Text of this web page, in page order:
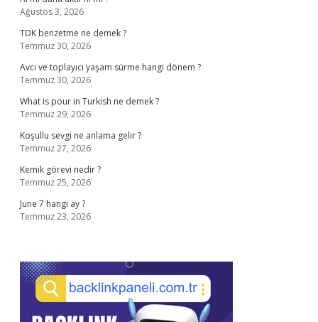
Ağustos 3, 2026
TDK benzetme ne demek ?
Temmuz 30, 2026
Avcı ve toplayıcı yaşam sürme hangi dönem ?
Temmuz 30, 2026
What is pour in Turkish ne demek ?
Temmuz 29, 2026
Koşullu sevgi ne anlama gelir ?
Temmuz 27, 2026
Kemik görevi nedir ?
Temmuz 25, 2026
June 7 hangi ay ?
Temmuz 23, 2026